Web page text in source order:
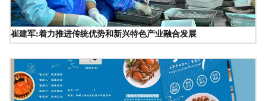
崔建军:着力推进传统优势和新兴特色产业融合发展